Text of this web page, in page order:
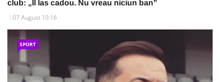
club: „Îl las cadou. Nu vreau niciun ban”
07 August 10:16
SPORT